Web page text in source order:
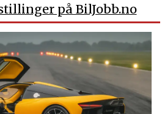
på BilJobb.no